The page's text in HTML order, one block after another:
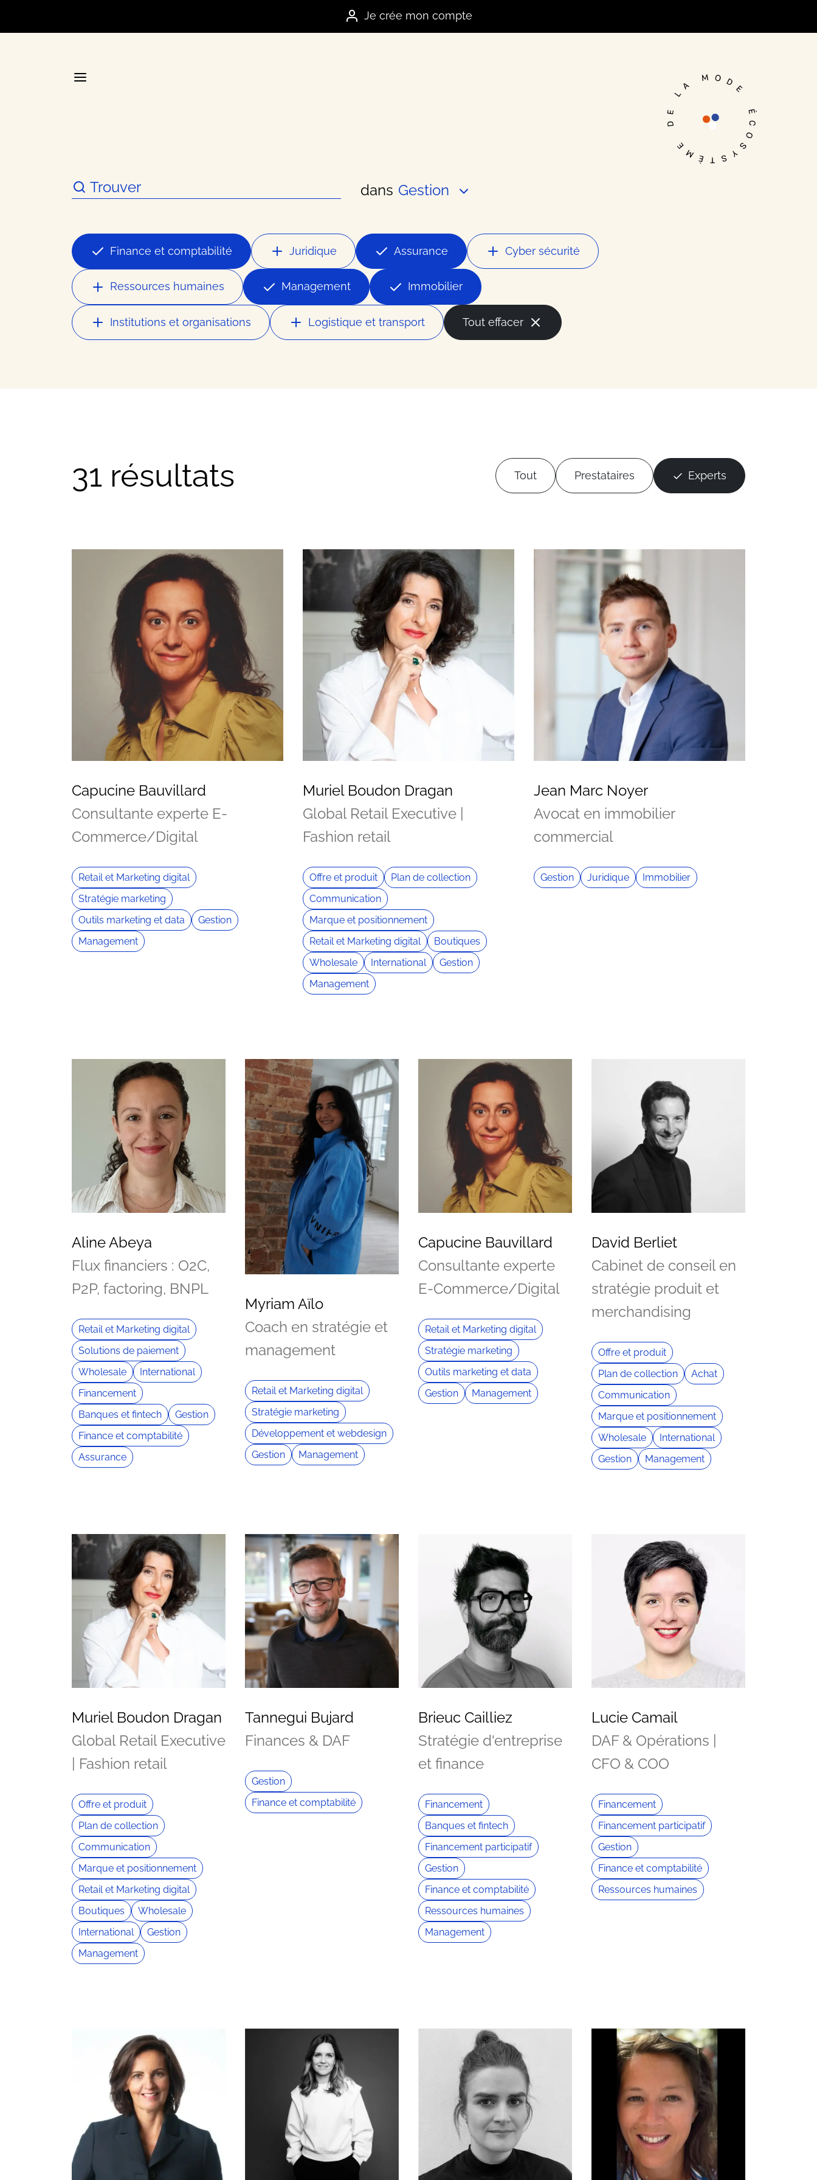
Je crée mon compte
Je me connecte
La plateforme stratégique des marques
Annuaire
Nos meilleurs contacts dans la mode
Ressources
Les bons plans et actualités du secteur
Vos questions
dans Gestion
Finance et comptabilité Juridique Assurance Cyber sécurité
Ressources humaines Management Immobilier
Institutions et organisations Logistique et transport Tout effacer
31 résultats Tout Prestataires Experts
Capucine Bauvillard
Consultante experte E-
Commerce/Digital
Retail et Marketing digital
Stratégie marketing
Outils marketing et data
Gestion
Management
Muriel Boudon Dragan
Global Retail Executive |
Fashion retail
Offre et produit
Plan de collection
Communication
Marque et positionnement
Retail et Marketing digital
Boutiques
Wholesale
International
Gestion
Management
Jean Marc Noyer
Avocat en immobilier
commercial
Gestion Juridique Immobilier
Aline Abeya
Flux financiers : O2C,
P2P, factoring, BNPL
Retail et Marketing digital
Solutions de paiement
Wholesale
International
Financement
Banques et fintech
Gestion
Finance et comptabilité
Assurance
Myriam Aïlo
Coach en stratégie et
management
Retail et Marketing digital
Stratégie marketing
Développement et webdesign
Gestion
Management
Capucine Bauvillard
Consultante experte
E-Commerce/Digital
Retail et Marketing digital
Stratégie marketing
Outils marketing et data
Gestion
Management
David Berliet
Cabinet de conseil en
stratégie produit et
merchandising
Offre et produit
Plan de collection
Achat
Communication
Marque et positionnement
Wholesale
International
Gestion
Management
Muriel Boudon Dragan
Global Retail Executive
| Fashion retail
Offre et produit
Plan de collection
Communication
Marque et positionnement
Retail et Marketing digital
Boutiques
Wholesale
International
Gestion
Management
Tannegui Bujard
Finances & DAF
Gestion
Finance et comptabilité
Brieuc Cailliez
Stratégie d'entreprise
et finance
Financement
Banques et fintech
Financement participatif
Gestion
Finance et comptabilité
Ressources humaines
Management
Lucie Camail
DAF & Opérations |
CFO & COO
Financement
Financement participatif
Gestion
Finance et comptabilité
Ressources humaines